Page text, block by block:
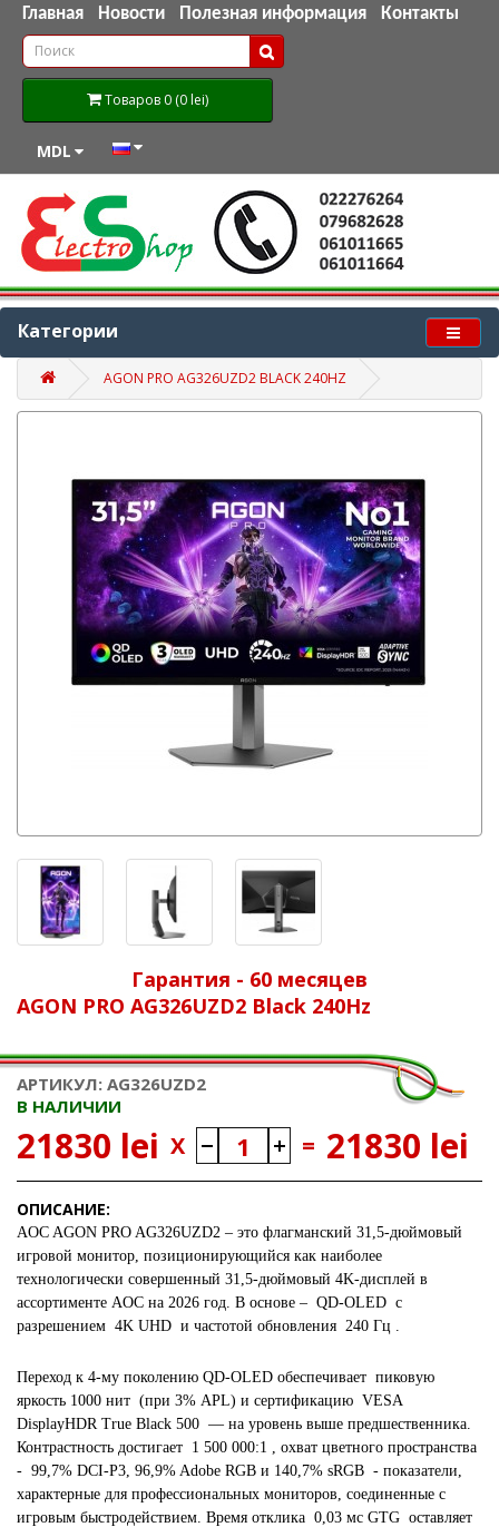
Главная Новости Полезная информация Контакты
Товаров 0 (0 lei)
MDL
Категории
AGON PRO AG326UZD2 BLACK 240HZ
Гарантия - 60 месяцев
AGON PRO AG326UZD2 Black 240Hz
АРТИКУЛ: AG326UZD2
В НАЛИЧИИ
21830 lei X = 21830 lei
ОПИСАНИЕ:
AOC AGON PRO AG326UZD2 – это флагманский 31,5-дюймовый
игровой монитор, позиционирующийся как наиболее
технологически совершенный 31,5-дюймовый 4K-дисплей в
ассортименте AOC на 2026 год. В основе – QD-OLED с
разрешением 4K UHD и частотой обновления 240 Гц .
Переход к 4-му поколению QD-OLED обеспечивает пиковую
яркость 1000 нит (при 3% APL) и сертификацию VESA
DisplayHDR True Black 500 — на уровень выше предшественника.
Контрастность достигает 1 500 000:1 , охват цветного пространства
- 99,7% DCI-P3, 96,9% Adobe RGB и 140,7% sRGB - показатели,
характерные для профессиональных мониторов, соединенные с
игровым быстродействием. Время отклика 0,03 мс GTG оставляет